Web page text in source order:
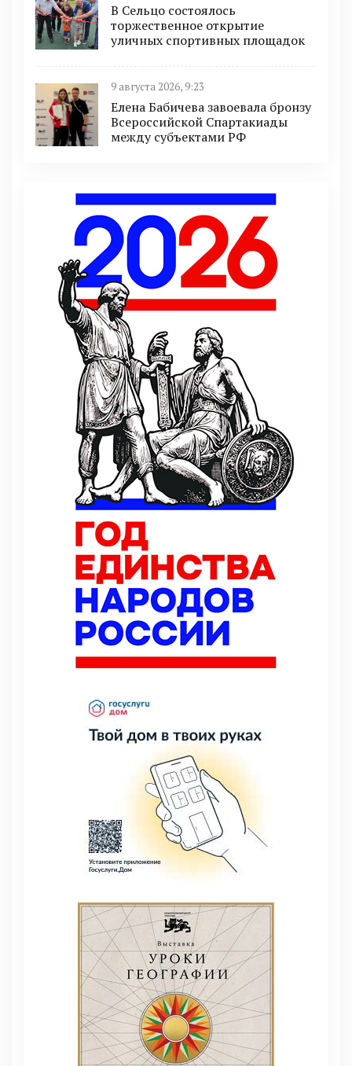
В Сельцо состоялось
торжественное открытие
уличных спортивных площадок
9 августа 2026, 9:23
Елена Бабичева завоевала бронзу
Всероссийской Спартакиады
между субъектами РФ